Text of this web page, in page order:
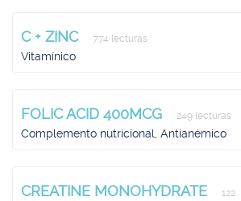
C + ZINC 774 lecturas
Vitamínico
FOLIC ACID 400MCG 249 lecturas
Complemento nutricional, Antianémico
CREATINE MONOHYDRATE
122